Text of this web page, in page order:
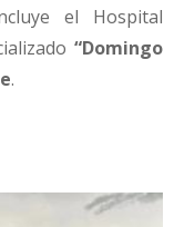
el Hospital
“Domingo
.